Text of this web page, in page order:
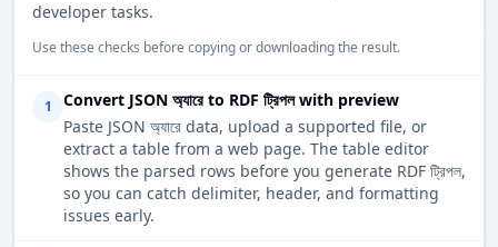
developer tasks.
Use these checks before copying or downloading the result.
1
Convert JSON অ্যারে to RDF ট্রিপল with preview
Paste JSON অ্যারে data, upload a supported file, or
extract a table from a web page. The table editor
shows the parsed rows before you generate RDF ট্রিপল,
so you can catch delimiter, header, and formatting
issues early.